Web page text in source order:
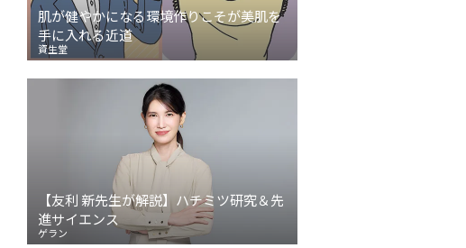
肌が健やかになる環境作りこそが美肌を
手に入れる近道
資生堂
【友利 新先生が解説】ハチミツ研究＆先
進サイエンス
ゲラン